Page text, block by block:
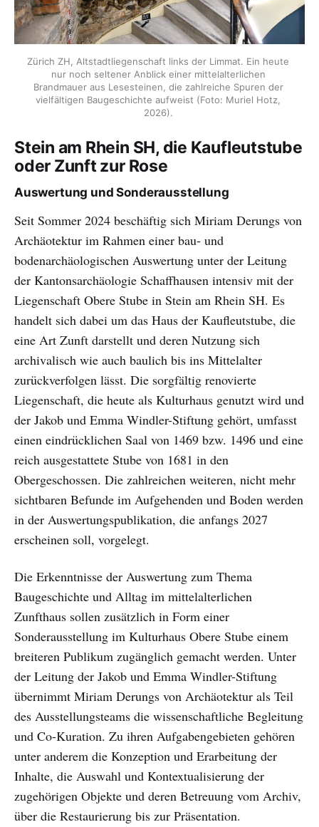
Zürich ZH, Altstadtliegenschaft links der Limmat. Ein heute
nur noch seltener Anblick einer mittelalterlichen
Brandmauer aus Lesesteinen, die zahlreiche Spuren der
vielfältigen Baugeschichte aufweist (Foto: Muriel Hotz,
2026).
Stein am Rhein SH, die Kaufleutstube
oder Zunft zur Rose
Auswertung und Sonderausstellung
Seit Sommer 2024 beschäftig sich Miriam Derungs von
Archäotektur im Rahmen einer bau- und
bodenarchäologischen Auswertung unter der Leitung
der Kantonsarchäologie Schaffhausen intensiv mit der
Liegenschaft Obere Stube in Stein am Rhein SH. Es
handelt sich dabei um das Haus der Kaufleutstube, die
eine Art Zunft darstellt und deren Nutzung sich
archivalisch wie auch baulich bis ins Mittelalter
zurückverfolgen lässt. Die sorgfältig renovierte
Liegenschaft, die heute als Kulturhaus genutzt wird und
der Jakob und Emma Windler-Stiftung gehört, umfasst
einen eindrücklichen Saal von 1469 bzw. 1496 und eine
reich ausgestattete Stube von 1681 in den
Obergeschossen. Die zahlreichen weiteren, nicht mehr
sichtbaren Befunde im Aufgehenden und Boden werden
in der Auswertungspublikation, die anfangs 2027
erscheinen soll, vorgelegt.
Die Erkenntnisse der Auswertung zum Thema
Baugeschichte und Alltag im mittelalterlichen
Zunfthaus sollen zusätzlich in Form einer
Sonderausstellung im Kulturhaus Obere Stube einem
breiteren Publikum zugänglich gemacht werden. Unter
der Leitung der Jakob und Emma Windler-Stiftung
übernimmt Miriam Derungs von Archäotektur als Teil
des Ausstellungsteams die wissenschaftliche Begleitung
und Co-Kuration. Zu ihren Aufgabengebieten gehören
unter anderem die Konzeption und Erarbeitung der
Inhalte, die Auswahl und Kontextualisierung der
zugehörigen Objekte und deren Betreuung vom Archiv,
über die Restaurierung bis zur Präsentation.